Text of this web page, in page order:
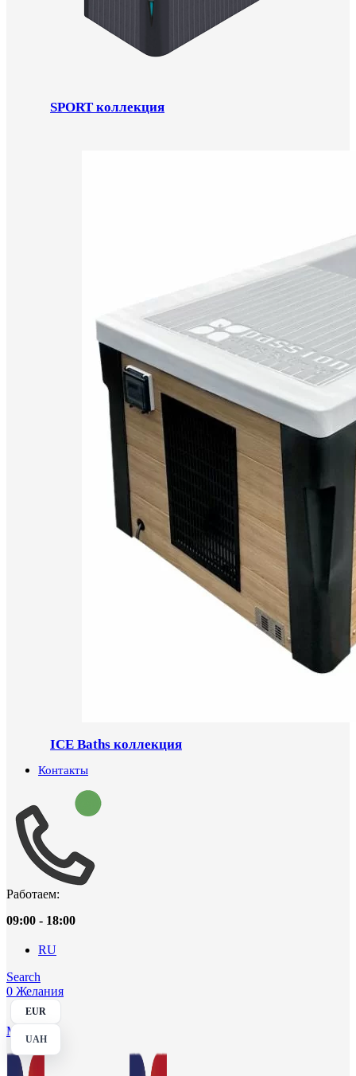
SPORT коллекция
ICE Baths коллекция
Контакты
Работаем:
09:00 - 18:00
RU
Search
0 Желания
EUR
UAH
Menu